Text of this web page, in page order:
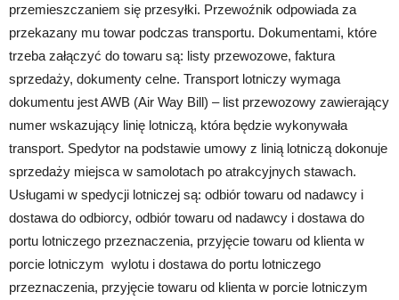
przemieszczaniem się przesyłki. Przewoźnik odpowiada za
przekazany mu towar podczas transportu. Dokumentami, które
trzeba załączyć do towaru są: listy przewozowe, faktura
sprzedaży, dokumenty celne. Transport lotniczy wymaga
dokumentu jest AWB (Air Way Bill) – list przewozowy zawierający
numer wskazujący linię lotniczą, która będzie wykonywała
transport. Spedytor na podstawie umowy z linią lotniczą dokonuje
sprzedaży miejsca w samolotach po atrakcyjnych stawach.
Usługami w spedycji lotniczej są: odbiór towaru od nadawcy i
dostawa do odbiorcy, odbiór towaru od nadawcy i dostawa do
portu lotniczego przeznaczenia, przyjęcie towaru od klienta w
porcie lotniczym wylotu i dostawa do portu lotniczego
przeznaczenia, przyjęcie towaru od klienta w porcie lotniczym